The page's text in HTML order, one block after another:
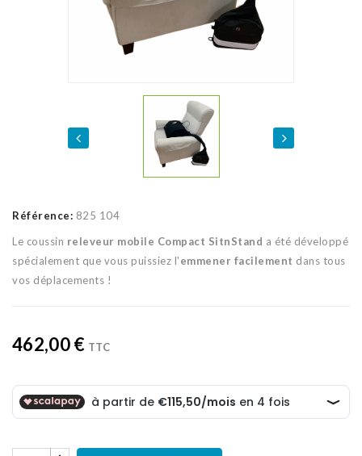
Référence: 825 104
Le coussin releveur mobile Compact SitnStand a été développé
spécialement que vous puissiez l'emmener facilement dans tous
vos déplacements !
462,00 € TTC